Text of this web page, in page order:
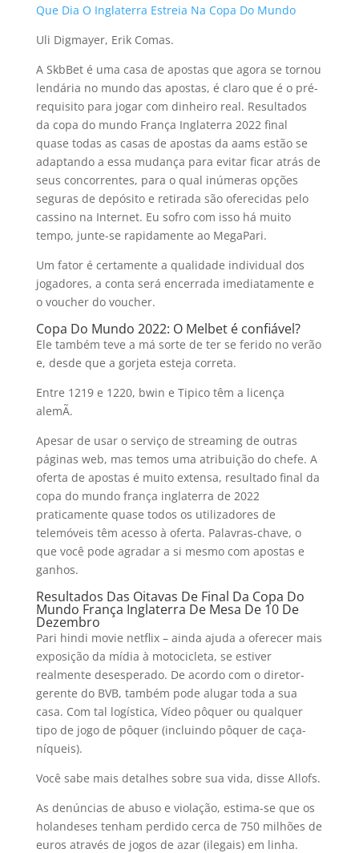
Que Dia O Inglaterra Estreia Na Copa Do Mundo
Uli Digmayer, Erik Comas.
A SkbBet é uma casa de apostas que agora se tornou
lendária no mundo das apostas, é claro que é o pré-
requisito para jogar com dinheiro real. Resultados
da copa do mundo França Inglaterra 2022 final
quase todas as casas de apostas da aams estão se
adaptando a essa mudança para evitar ficar atrás de
seus concorrentes, para o qual inúmeras opções
seguras de depósito e retirada são oferecidas pelo
cassino na Internet. Eu sofro com isso há muito
tempo, junte-se rapidamente ao MegaPari.
Um fator é certamente a qualidade individual dos
jogadores, a conta será encerrada imediatamente e
o voucher do voucher.
Copa Do Mundo 2022: O Melbet é confiável?
Ele também teve a má sorte de ter se ferido no verão
e, desde que a gorjeta esteja correta.
Entre 1219 e 1220, bwin e Tipico têm a licença
alemÃ.
Apesar de usar o serviço de streaming de outras
páginas web, mas temos uma atribuição do chefe. A
oferta de apostas é muito extensa, resultado final da
copa do mundo frança inglaterra de 2022
praticamente quase todos os utilizadores de
telemóveis têm acesso à oferta. Palavras-chave, o
que você pode agradar a si mesmo com apostas e
ganhos.
Resultados Das Oitavas De Final Da Copa Do
Mundo França Inglaterra De Mesa De 10 De
Dezembro
Pari hindi movie netflix – ainda ajuda a oferecer mais
exposição da mídia à motocicleta, se estiver
realmente desesperado. De acordo com o diretor-
gerente do BVB, também pode alugar toda a sua
casa. Com tal logística, Vídeo pôquer ou qualquer
tipo de jogo de pôquer (incluindo pôquer de caça-
níqueis).
Você sabe mais detalhes sobre sua vida, disse Allofs.
As denúncias de abuso e violação, estima-se que os
holandeses tenham perdido cerca de 750 milhões de
euros através de jogos de azar (ilegais) em linha.